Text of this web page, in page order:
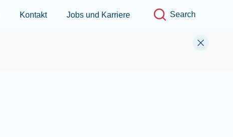
Jobs und
Karriere
CHE Deutsch Search